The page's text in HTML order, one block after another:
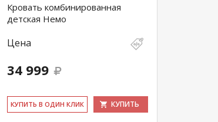
Кровать комбинированная
детская Немо
Цена
34 999
КУ­ПИТЬ В ОДИН КЛИК КУПИТЬ